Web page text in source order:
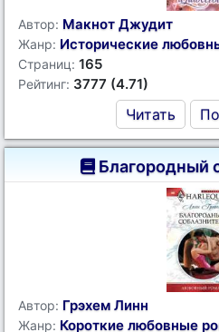
Автор: Макнот Джудит
Жанр: Исторические
Страниц: 165
Рейтинг: 3777 (4.71)
Читать
Благородный
Автор: Грэхем Линн
Жанр: Короткие любовные